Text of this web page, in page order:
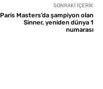
SONRAKI İÇERIK
Paris Masters’da şampiyon olan
Sinner, yeniden dünya 1
numarası